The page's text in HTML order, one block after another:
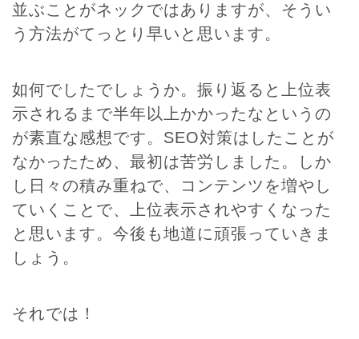
並ぶことがネックではありますが、そうい
う方法がてっとり早いと思います。
如何でしたでしょうか。振り返ると上位表
示されるまで半年以上かかったなというの
が素直な感想です。SEO対策はしたことが
なかったため、最初は苦労しました。しか
し日々の積み重ねで、コンテンツを増やし
ていくことで、上位表示されやすくなった
と思います。今後も地道に頑張っていきま
しょう。
それでは！